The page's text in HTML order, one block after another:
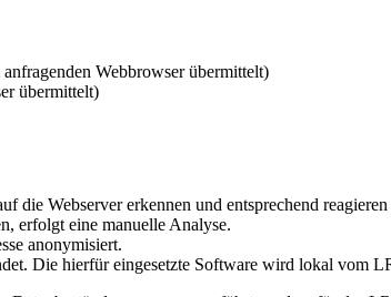
Webbrowser übermittelt)
übermittelt)
Webserver erkennen und entsprechend
erfolgt eine manuelle Analyse.
anonymisiert.
Die hierfür eingesetzte Software wird lokal vom